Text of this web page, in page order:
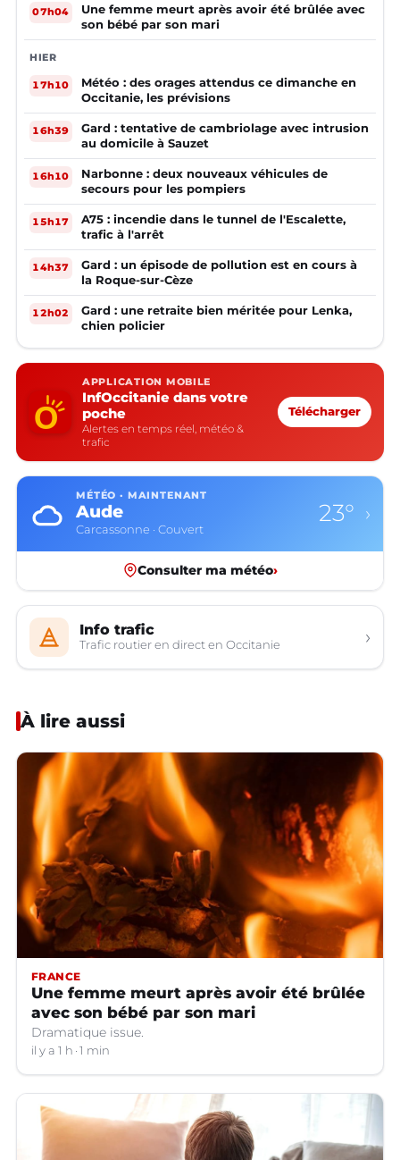
07h04
Une femme meurt après avoir été brûlée avec
son bébé par son mari
HIER
17h10
Météo : des orages attendus ce dimanche en
Occitanie, les prévisions
16h39
Gard : tentative de cambriolage avec intrusion
au domicile à Sauzet
16h10
Narbonne : deux nouveaux véhicules de
secours pour les pompiers
15h17
A75 : incendie dans le tunnel de l'Escalette,
trafic à l'arrêt
14h37
Gard : un épisode de pollution est en cours à
la Roque-sur-Cèze
12h02
Gard : une retraite bien méritée pour Lenka,
chien policier
APPLICATION MOBILE
InfOccitanie dans votre
poche
Alertes en temps réel, météo &
trafic
Télécharger
MÉTÉO · MAINTENANT
Aude
Carcassonne · Couvert
23° ›
Consulter ma météo›
Info trafic
Trafic routier en direct en Occitanie ›
À lire aussi
FRANCE
Une femme meurt après avoir été brûlée
avec son bébé par son mari
Dramatique issue.
il y a 1 h 1 min